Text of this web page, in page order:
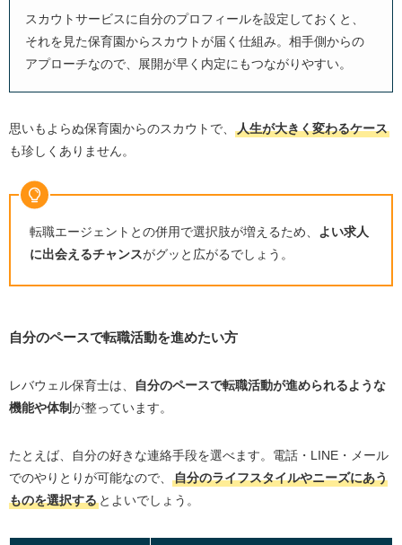
スカウトサービスに自分のプロフィールを設定しておくと、
それを見た保育園からスカウトが届く仕組み。相手側からの
アプローチなので、展開が早く内定にもつながりやすい。
思いもよらぬ保育園からのスカウトで、
人生が大きく変わるケース
も珍しくありません。
転職エージェントとの併用で選択肢が増えるため、
よい求人
に出会えるチャンスがグッと広がるでしょう。
自分のペースで転職活動を進めたい方
レバウェル保育士は、
自分のペースで転職活動が進められるような
機能や体制が整っています。
たとえば、自分の好きな連絡手段を選べます。電話・ LINE・メール
でのやりとりが可能なので、
自分のライフスタイルやニーズにあう
ものを選択するとよいでしょう。